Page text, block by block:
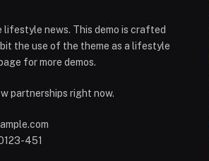
lifestyle news. This demo is crafted
the use of the theme as a lifestyle
for more demos.
partnerships right now.
451